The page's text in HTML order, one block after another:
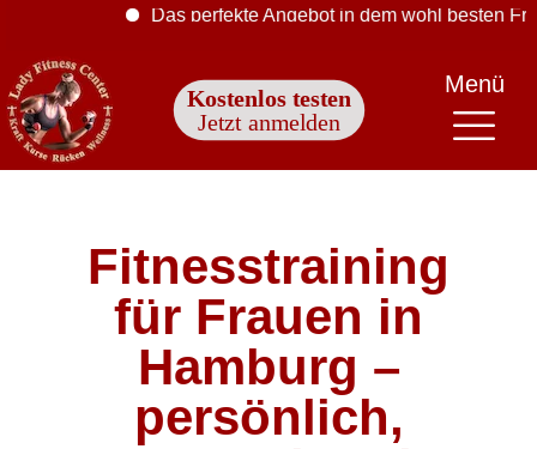
Das perfekte Angebot in dem wohl besten
Kostenlos testen
Jetzt anmelden
Menü
Fitnesstraining
für Frauen in
Hamburg –
persönlich,